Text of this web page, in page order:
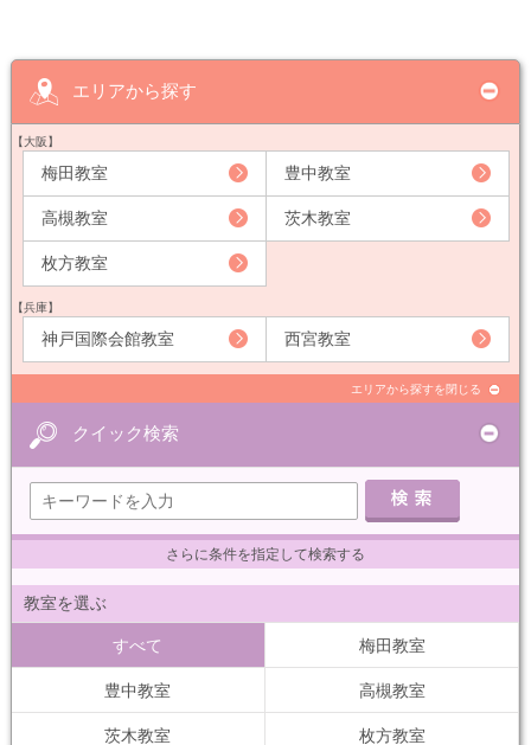
エリアから探す
【大阪】
梅田教室 豊中教室
高槻教室 茨木教室
枚方教室
【兵庫】
神戸国際会館教室 西宮教室
エリアから探すを閉じる
クイック検索
さらに条件を指定して検索する
教室を選ぶ
すべて 梅田教室
豊中教室 高槻教室
茨木教室 枚方教室